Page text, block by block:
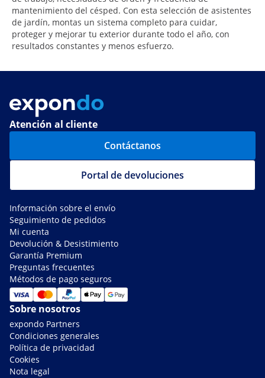
mantenimiento del césped. Con esta selección de asistentes
de jardín, montas un sistema completo para cuidar,
proteger y mejorar tu exterior durante todo el año, con
resultados constantes y menos esfuerzo.
Atención al cliente
Contáctanos
Portal de devoluciones
Información sobre el envío
Seguimiento de pedidos
Mi cuenta
Devolución & Desistimiento
Garantía Premium
Preguntas frecuentes
Métodos de pago seguros
Sobre nosotros
expondo Partners
Condiciones generales
Política de privacidad
Cookies
Nota legal